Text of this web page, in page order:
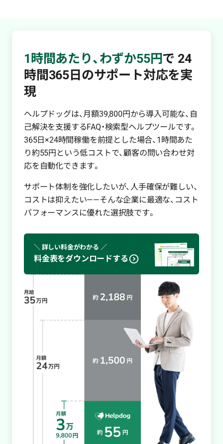
1時間あたり、わずか55円で 24
時間365日のサポート対応を実
現
ヘルプドッグは、月額39,800円から導入可能な、自
己解決を支援するFAQ・検索型ヘルプツールです。
365日×24時間稼働を前提とした場合、1時間あた
り約55円という低コストで、顧客の問い合わせ対
応を自動化できます。
サポート体制を強化したいが、人手確保が難しい、
コストは抑えたい——そんな企業に最適な、コスト
パフォーマンスに優れた選択肢です。
＼ 詳しい料金がわかる ／
料金表をダウンロードする